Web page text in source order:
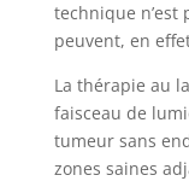
technique n’est
peuvent, en
La thérapie au
faisceau de
tumeur sans
zones saines